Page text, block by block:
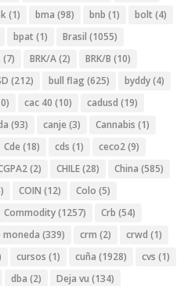
(1) bma (98) bnb (1) bolt (4)
bpat (1) Brasil (1055)
(7) BRK/A(2) BRK/B (10)
(212) bull flag (625) byddy(4)
cac 40 (10) cadusd (19)
(93) canje (3) Cannabis (1)
Cde (18) cds (1) ceco2(9)
(2) CHILE(28) China (585)
COIN (12) Colo (5)
Commodity(1257) Crb (54)
(339) crm (2) crwd (1)
cursos (1) cuña (1928) cvs (1)
dba (2) Deja vu (134)